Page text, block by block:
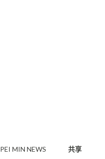
PEI MIN NEWS 共享